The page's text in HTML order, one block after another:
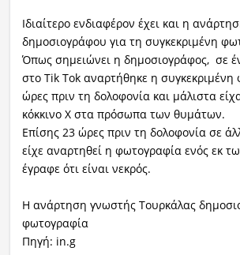
Ιδιαίτερο ενδιαφέρον έχει και η
δημοσιογράφου για τη συγκεκριμένη
Όπως σημειώνει η δημοσιογράφος, σε
στο Tik Tok αναρτήθηκε η συγκεκριμένη
ώρες πριν τη δολοφονία και μάλιστα
κόκκινο Χ στα πρόσωπα των θυμάτων.
Επίσης 23 ώρες πριν τη δολοφονία σε
είχε αναρτηθεί η φωτογραφία ενός εκ
έγραφε ότι είναι νεκρός.
Η ανάρτηση γνωστής Τουρκάλας
φωτογραφία
Πηγή: in.g